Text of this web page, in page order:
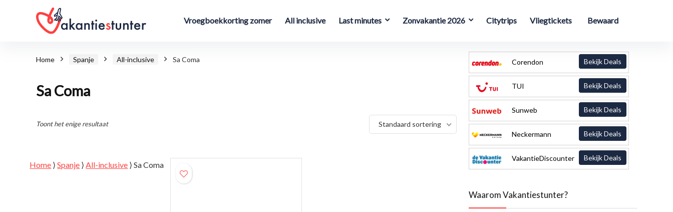
Vroegboekkorting zomer All inclusive Last minutes Zonvakantie 2026 Citytrips Vliegtickets Bewaard
Home Spanje All-inclusive Sa Coma
Sa Coma
Toont het enige resultaat Standaard sortering
Home ⟩Spanje ⟩All-inclusive ⟩Sa Coma
Corendon Bekijk Deals
TUI Bekijk Deals
Sunweb Bekijk Deals
Neckermann Bekijk Deals
VakantieDiscounter Bekijk Deals
Waarom Vakantiestunter?